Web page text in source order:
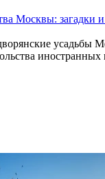
Москвы: загадки
усадьбы
иностранных